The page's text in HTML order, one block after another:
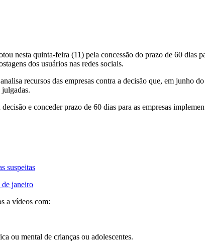
nesta quinta-feira (11) pela concessão do prazo de 60 dias
dos usuários nas redes sociais.
recursos das empresas contra a decisão que, em junho
julgadas.
e conceder prazo de 60 dias para as empresas
suspeitas
de janeiro
a vídeos com:
ou mental de crianças ou adolescentes.